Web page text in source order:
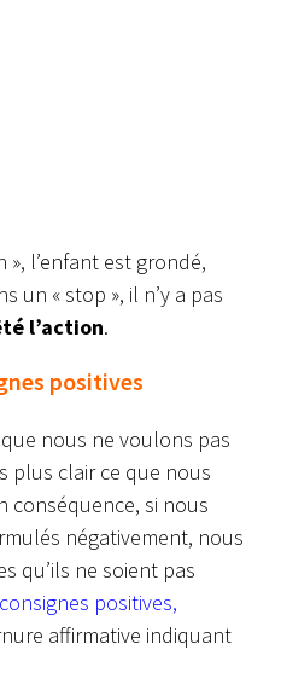
l’enfant est grondé,
un « stop », il n’y a pas
l’action.
positives
nous ne voulons pas
plus clair ce que nous
conséquence, si nous
négativement, nous
qu’ils ne soient pas
consignes positives,
affirmative indiquant